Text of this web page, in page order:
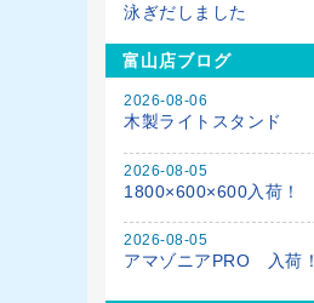
泳ぎだしました
富山店ブログ
2026-08-06
木製ライトスタンド
2026-08-05
1800×600×600入荷！
2026-08-05
アマゾニアPRO 入荷！